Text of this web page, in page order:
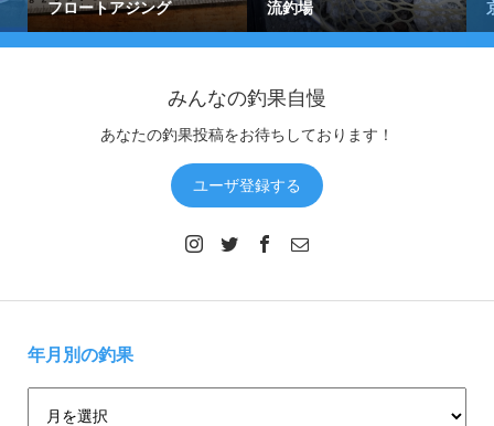
フロートアジング
流釣場
みんなの釣果自慢
あなたの釣果投稿をお待ちしております！
ユーザ登録する
年月別の釣果